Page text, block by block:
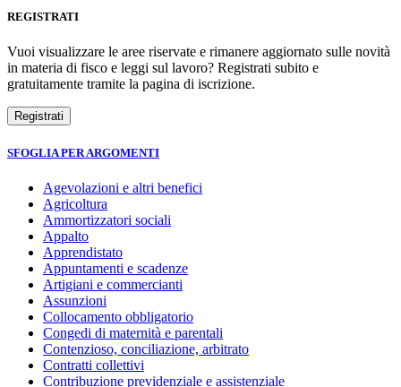
REGISTRATI
Vuoi visualizzare le aree riservate e rimanere aggiornato sulle novità
in materia di fisco e leggi sul lavoro? Registrati subito e
gratuitamente tramite la pagina di iscrizione.
SFOGLIA PER ARGOMENTI
Agevolazioni e altri benefici
Agricoltura
Ammortizzatori sociali
Appalto
Apprendistato
Appuntamenti e scadenze
Artigiani e commercianti
Assunzioni
Collocamento obbligatorio
Congedi di maternità e parentali
Contenzioso, conciliazione, arbitrato
Contratti collettivi
Contribuzione previdenziale e assistenziale